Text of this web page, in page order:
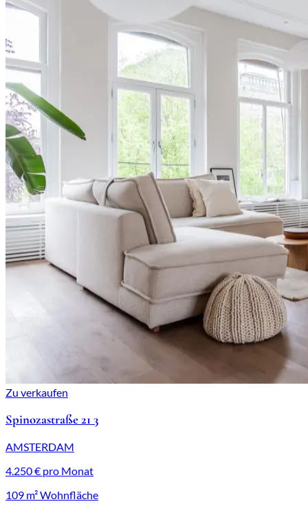
Zu verkaufen
Spinozastraße 21 3
AMSTERDAM
4.250 € pro Monat
109 m² Wohnfläche